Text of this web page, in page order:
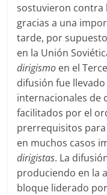
sostuvieron contra
gracias a una
tarde, por
en la Unión
dirigismo en el
difusión fue
internacionales de
facilitados por el
prerrequisitos
en muchos casos
dirigistas. La
produciendo en la
bloque liderado